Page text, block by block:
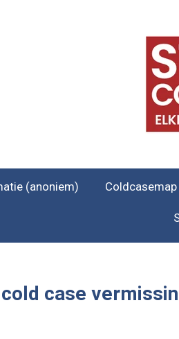
(anoniem) Coldcasemap
cold case